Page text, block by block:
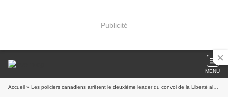
Publicité
MENU
Accueil » Les policiers canadiens arrêtent le deuxième leader du convoi de la Liberté alors que la police d'Ottawa crée une zone interdite clôturée dans le centre de la capitale : Trudeau se bat pour conserver ses pouvoirs d'urgence (Daily Mail)